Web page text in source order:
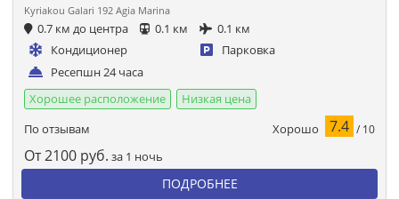
Kyriakou Galari 192 Agia Marina
0.7 км до центра 0.1 км
0.1 км
Кондиционер
Парковка
Ресепшн 24 часа
Хорошее расположение
Низкая цена
По отзывам
Хорошо 7.4 / 10
От2100 руб. за 1 ночь
ПОДРОБНЕЕ